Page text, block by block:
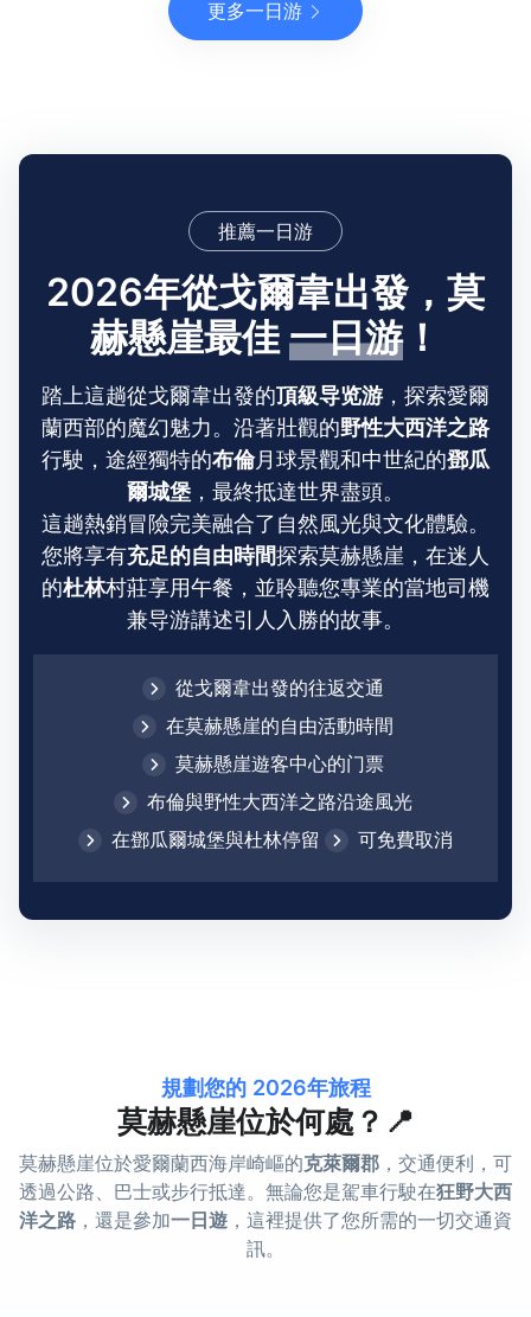
更多一日游
推薦一日游
2026年從戈爾韋出發，莫
赫懸崖最佳一日游！
踏上這趟從戈爾韋出發的頂級导览游 ，探索愛爾
蘭西部的魔幻魅力。沿著壯觀的野性大西洋之路
行駛，途經獨特的布倫月球景觀和中世紀的鄧瓜
爾城堡 ，最終抵達世界盡頭。
這趟熱銷冒險完美融合了自然風光與文化體驗。
您將享有充足的自由時間探索莫赫懸崖，在迷人
的杜林村莊享用午餐，並聆聽您專業的當地司機
兼导游講述引人入勝的故事。
從戈爾韋出發的往返交通
在莫赫懸崖的自由活動時間
莫赫懸崖遊客中心的门票
布倫與野性大西洋之路沿途風光
在鄧瓜爾城堡與杜林停留
可免費取消
規劃您的 2026年旅程
莫赫懸崖位於何處？📍
莫赫懸崖位於愛爾蘭西海岸崎嶇的克萊爾郡 ，交通便利，可
透過公路、巴士或步行抵達。無論您是駕車行駛在狂野大西
洋之路 ，還是參加一日遊 ，這裡提供了您所需的一切交通資
訊。